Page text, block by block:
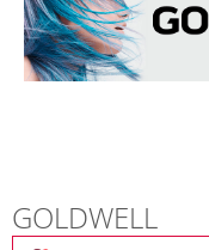
GOLDWELL